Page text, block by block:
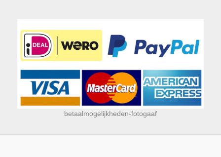
betaalmogelijkheden-fotogaaf